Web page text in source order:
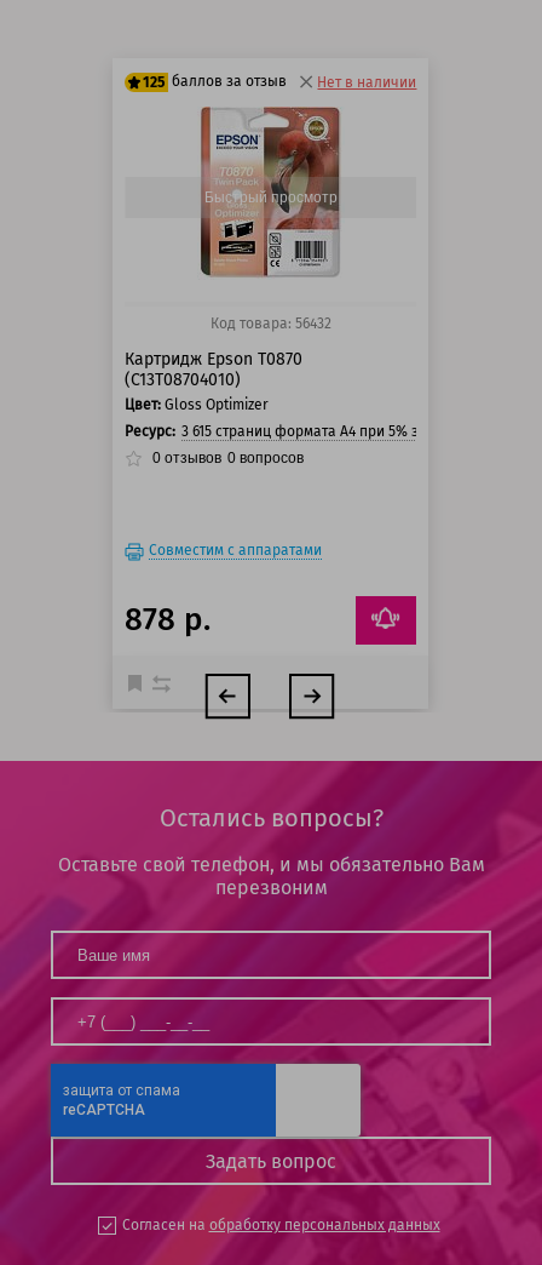
125 баллов за отзыв
100 баллов
125 баллов
Нет в наличии
Быстрый просмотр
Код товара: 56432
Картридж Epson T0870
(C13T08704010)
Цвет: Gloss Optimizer
Ресурс: 3 615 страниц формата А4 при 5% заполнении
0 отзывов 0 вопросов
Совместим с аппаратами
878 р.
Остались вопросы?
Оставьте свой телефон, и мы обязательно Вам
перезвоним
Согласен на обработку персональных данных